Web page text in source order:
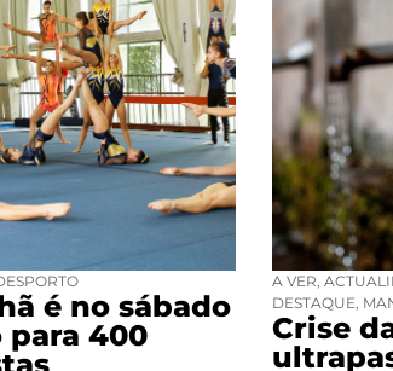
é no sábado
para 400
A VER
DESTAQUE
Crise